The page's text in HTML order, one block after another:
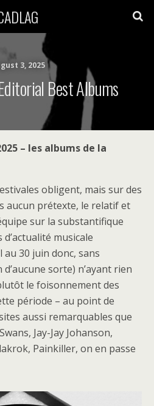
3, 2025
Best Albums
– les albums de la
obligent, mais sur des
aucun prétexte, le relatif et
sur la substantifique
musicale
30 juin donc, sans
sorte) n’ayant rien
le foisonnement des
période – au point de
aussi remarquables que
Jay-Jay Johanson,
Painkiller, on en passe